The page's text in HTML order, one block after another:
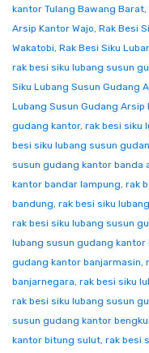
kantor Tulang Bawang Barat,
Arsip Kantor Wajo, Rak Besi
Wakatobi, Rak Besi Siku
rak besi siku lubang susun
Siku Lubang Susun Gudang
Lubang Susun Gudang Arsip
gudang kantor, rak besi siku
besi siku lubang susun
susun gudang kantor banda
kantor bandar lampung, rak
bandung, rak besi siku
rak besi siku lubang susun
lubang susun gudang kantor
gudang kantor banjarmasin,
banjarnegara, rak besi siku
rak besi siku lubang susun
susun gudang kantor
kantor bitung sulut, rak besi